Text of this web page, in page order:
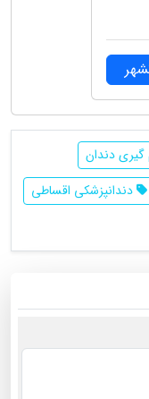
دندان
دندانپزشکی اقساطی